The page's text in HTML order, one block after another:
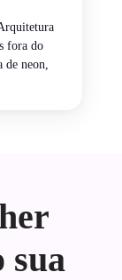
fora do
neon,
sua